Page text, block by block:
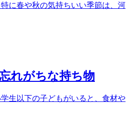
に春や秋の気持ちいい季節は、河
れがちな持ち物
生以下の子どもがいると、食材や